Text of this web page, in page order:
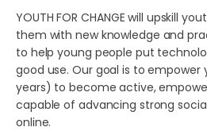
YOUTH FOR CHANGE will upskill
them with new knowledge and
to help young people put
good use. Our goal is to empower
years) to become active,
capable of advancing strong
online.